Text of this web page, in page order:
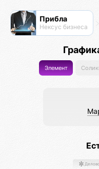
Прибла
Нексус бизнеса
Элемент